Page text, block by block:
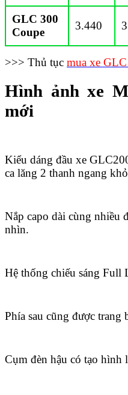
GLC 300
Coupe
3.440
>>> Thủ tục mua xe
Hình ảnh xe
mới
Kiểu dáng đầu xe
ca lăng 2 thanh ngang
Nắp capo dài cùng nhiều
nhìn.
Hệ thống chiếu sáng Full
Phía sau cũng được
Cụm đèn hậu có tạo hình